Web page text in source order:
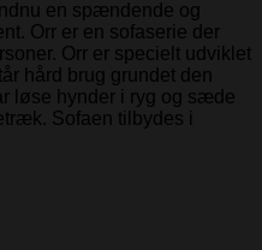
en spændende og
Orr er en sofaserie der
Orr er specielt udviklet
hård brug grundet den
løse hynder i ryg og sæde
Sofaen tilbydes i